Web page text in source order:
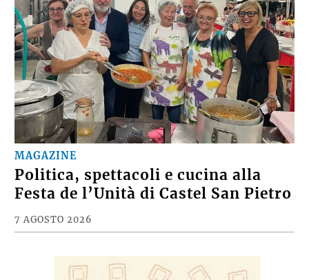
MAGAZINE
Politica, spettacoli e cucina alla
Festa de l’Unità di Castel San Pietro
7 AGOSTO 2026